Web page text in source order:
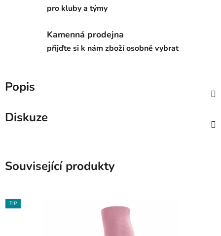
pro kluby a týmy
Kamenná prodejna
přijďte si k nám zboží osobně vybrat
Popis
Diskuze
Související produkty
TIP